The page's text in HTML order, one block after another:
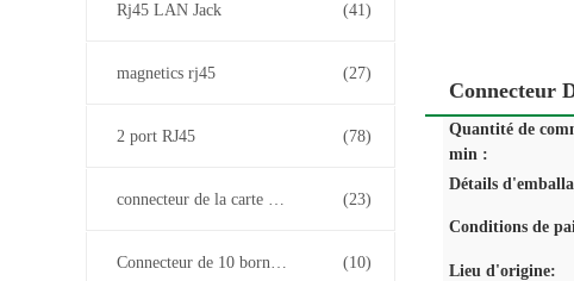
Rj45 LAN Jack (41)
magnetics rj45 (27)
2 port RJ45 (78)
connecteur de la carte PCB rj45 (23)
Connecteur de 10 bornes RJ45 (10)
Connecteur
Quantité de
min :
Détails
Conditions de
Lieu d'origine: